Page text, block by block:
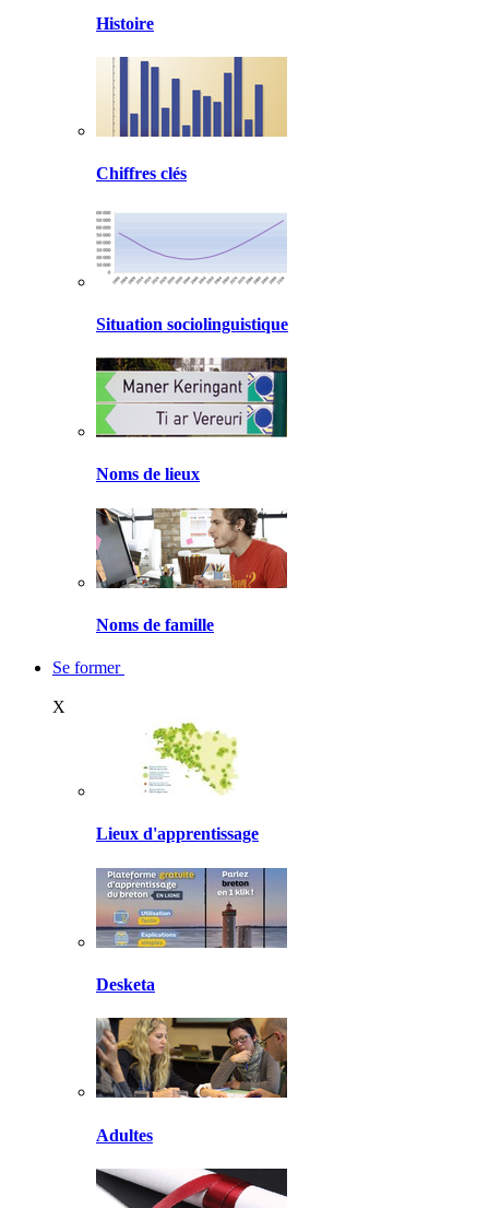
Histoire
Chiffres clés
Situation sociolinguistique
Noms de lieux
Noms de famille
Se former
X
Lieux d'apprentissage
Desketa
Adultes